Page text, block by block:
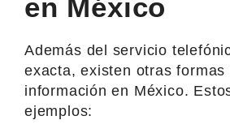
en México
Además del servicio
exacta, existen otras formas
información en México.
ejemplos: